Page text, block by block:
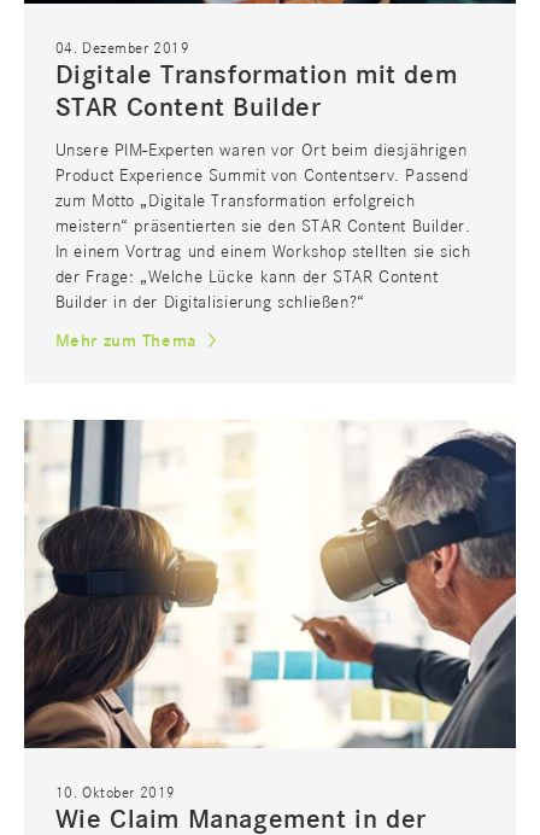
04. Dezember 2019
Digitale Transformation mit dem
STAR Content Builder
Unsere PIM-Experten waren vor Ort beim diesjährigen
Product Experience Summit von Contentserv. Passend
zum Motto „Digitale Transformation erfolgreich
meistern“ präsentierten sie den STAR Content Builder.
In einem Vortrag und einem Workshop stellten sie sich
der Frage: „Welche Lücke kann der STAR Content
Builder in der Digitalisierung schließen?“
Mehr zum Thema
CONSULTING
10. Oktober 2019
Wie Claim Management in der